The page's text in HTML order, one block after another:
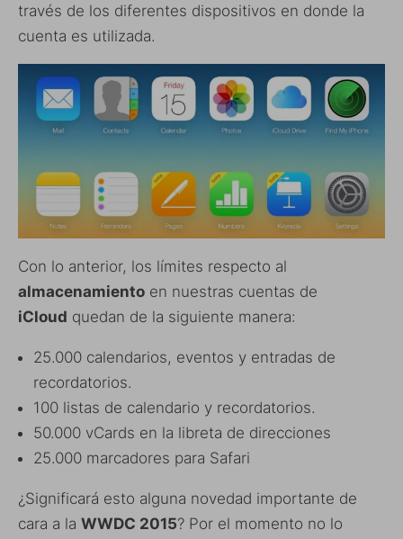
través de los diferentes dispositivos en donde la
cuenta es utilizada.
Con lo anterior, los límites respecto al
almacenamiento en nuestras cuentas de
iCloud quedan de la siguiente manera:
25.000 calendarios, eventos y entradas de
recordatorios.
100 listas de calendario y recordatorios.
50.000 vCards en la libreta de direcciones
25.000 marcadores para Safari
¿Significará esto alguna novedad importante de
cara a la WWDC 2015? Por el momento no lo